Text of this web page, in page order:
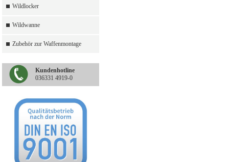
Wildlocker
Wildwanne
Zubehör zur Waffenmontage
Kundenhotline
036331 4919-0